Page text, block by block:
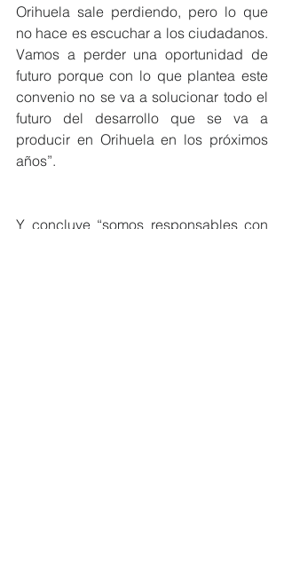
Orihuela sale perdiendo, pero lo que
no hace es escuchar a los ciudadanos.
Vamos a perder una oportunidad de
futuro porque con lo que plantea este
convenio no se va a solucionar todo el
futuro del desarrollo que se va a
producir en Orihuela en los próximos
años”.
Y concluye “somos responsables con